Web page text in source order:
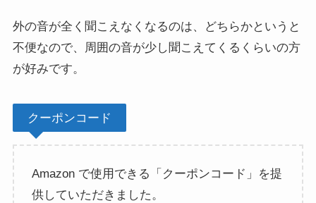
外の音が全く聞こえなくなるのは、どちらかというと
不便なので、周囲の音が少し聞こえてくるくらいの方
が好みです。
クーポンコード
Amazon で使用できる「クーポンコード」を提
供していただきました。